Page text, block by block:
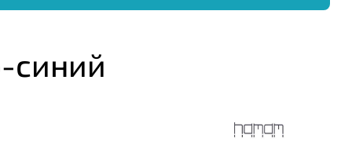
синий